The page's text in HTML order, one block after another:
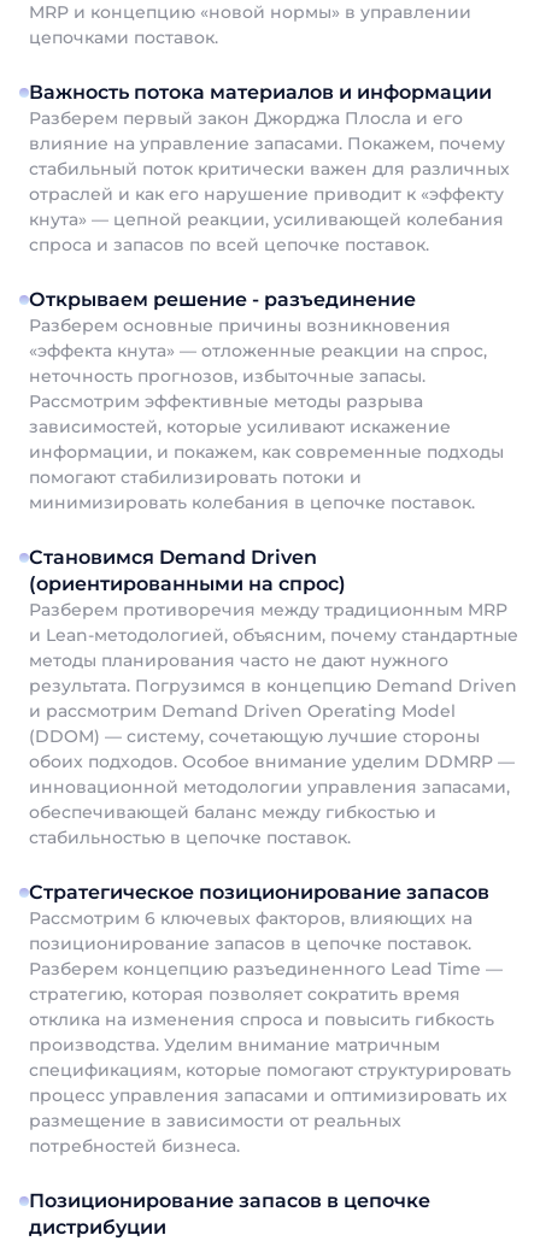
MRP и концепцию «новой нормы» в управлении
цепочками поставок.
Важность потока материалов и информации
Разберем первый закон Джорджа Плосла и его
влияние на управление запасами. Покажем, почему
стабильный поток критически важен для различных
отраслей и как его нарушение приводит к «эффекту
кнута» — цепной реакции, усиливающей колебания
спроса и запасов по всей цепочке поставок.
Открываем решение - разъединение
Разберем основные причины возникновения
«эффекта кнута» — отложенные реакции на спрос,
неточность прогнозов, избыточные запасы.
Рассмотрим эффективные методы разрыва
зависимостей, которые усиливают искажение
информации, и покажем, как современные подходы
помогают стабилизировать потоки и
минимизировать колебания в цепочке поставок.
Становимся Demand Driven
(ориентированными на спрос)
Разберем противоречия между традиционным MRP
и Lean-методологией, объясним, почему стандартные
методы планирования часто не дают нужного
результата. Погрузимся в концепцию Demand Driven
и рассмотрим Demand Driven Operating Model
(DDOM) — систему, сочетающую лучшие стороны
обоих подходов. Особое внимание уделим DDMRP —
инновационной методологии управления запасами,
обеспечивающей баланс между гибкостью и
стабильностью в цепочке поставок.
Стратегическое позиционирование запасов
Рассмотрим 6 ключевых факторов, влияющих на
позиционирование запасов в цепочке поставок.
Разберем концепцию разъединенного Lead Time —
стратегию, которая позволяет сократить время
отклика на изменения спроса и повысить гибкость
производства. Уделим внимание матричным
спецификациям, которые помогают структурировать
процесс управления запасами и оптимизировать их
размещение в зависимости от реальных
потребностей бизнеса.
Позиционирование запасов в цепочке
дистрибуции